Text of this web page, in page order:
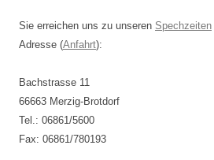
Sie erreichen uns zu unseren Spechzeiten
Adresse (Anfahrt):
Bachstrasse 11
66663 Merzig-Brotdorf
Tel.: 06861/5600
Fax: 06861/780193